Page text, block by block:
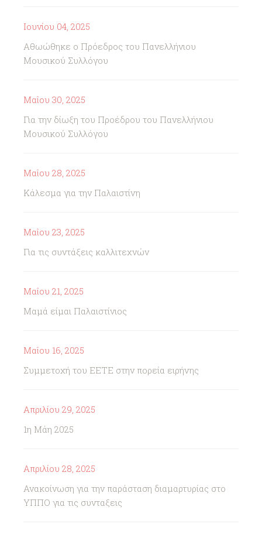
Ιουνίου 04, 2025
Αθωώθηκε ο Πρόεδρος του Πανελλήνιου
Μουσικού Συλλόγου
Μαΐου 30, 2025
Για την δίωξη του Προέδρου του Πανελλήνιου
Μουσικού Συλλόγου
Μαΐου 28, 2025
Κάλεσμα για την Παλαιστίνη
Μαΐου 23, 2025
Για τις συντάξεις καλλιτεχνών
Μαΐου 21, 2025
Μαμά είμαι Παλαιστίνιος
Μαΐου 16, 2025
Συμμετοχή του ΕΕΤΕ στην πορεία ειρήνης
Απριλίου 29, 2025
1η Μάη 2025
Απριλίου 28, 2025
Ανακοίνωση για την παράσταση διαμαρτυρίας στο
ΥΠΠΟ για τις συνταξεις